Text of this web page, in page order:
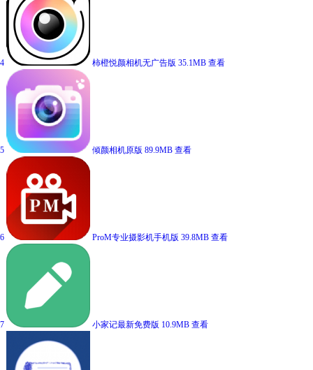
4 柿橙悦颜相机无广告版 35.1MB 查看
5 倾颜相机原版 89.9MB 查看
6 ProM专业摄影机手机版 39.8MB 查看
7 小家记最新免费版 10.9MB 查看